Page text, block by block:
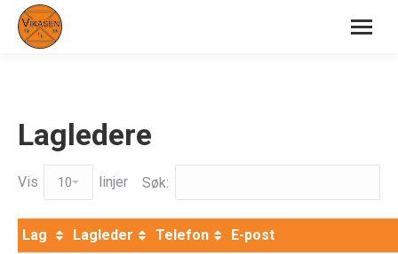
Lagledere
Vis linjer Søk:
Lag Lagleder Telefon E-post